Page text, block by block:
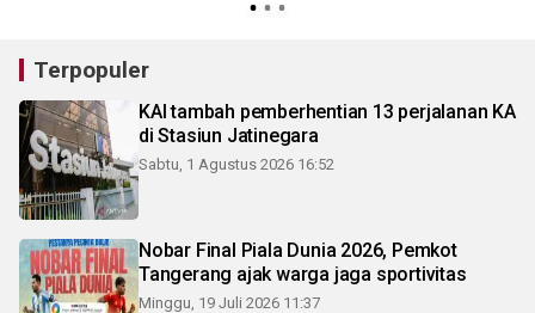
Terpopuler
KAI tambah pemberhentian 13 perjalanan KA
di Stasiun Jatinegara
Sabtu, 1 Agustus 2026 16:52
Nobar Final Piala Dunia 2026, Pemkot
Tangerang ajak warga jaga sportivitas
Minggu, 19 Juli 2026 11:37